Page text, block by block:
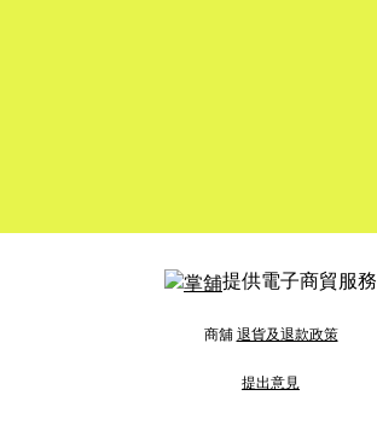
提供電子商貿服務
商舖 退貨及退款政策
提出意見